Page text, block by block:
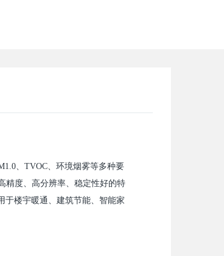
、 TVOC、环境烟雾等多种要
精度、高分辨率、稳定性好的特
于楼宇暖通、建筑节能、智能家